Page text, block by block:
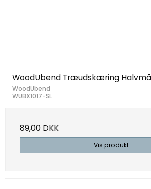
WoodUbend Træudskæring
WoodUbend
WUBX1017-SL
89,00 DKK
Vis produkt